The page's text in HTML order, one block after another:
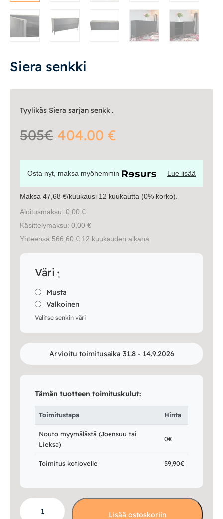
Tasot
Senkit
Matot
Valaisimet
Senioreille
Siera senkki
Tyylikäs Siera sarjan senkki.
505€ 404.00 €
Osta nyt, maksa myöhemmin Lue lisää
Maksa 47,68 €/kuukausi 12 kuukautta (0% korko).
Aloitusmaksu: 0,00 €
Käsittelymaksu: 0,00 €
Yhteensä 566,60 € 12 kuukauden aikana.
Väri *
Musta
Valkoinen
Valitse senkin väri
Arvioitu toimitusaika 31.8 - 14.9.2026
Tämän tuotteen toimituskulut:
Toimitustapa Hinta
Nouto myymälästä (Joensuu tai
Lieksa)
0€
Toimitus kotiovelle 59,90€
Siera
senkki
Lisää ostoskoriin